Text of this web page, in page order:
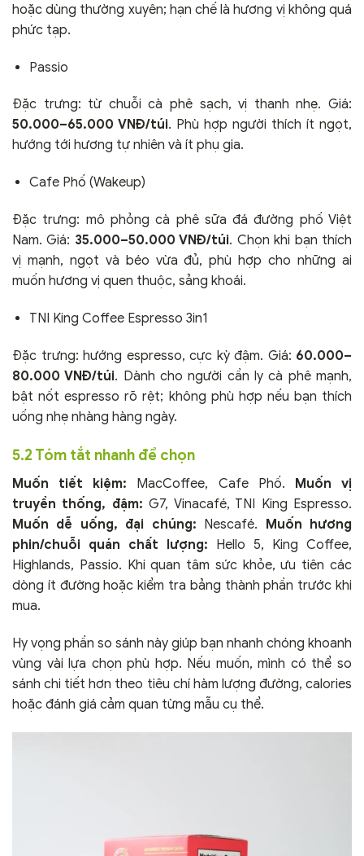
hoặc dùng thường xuyên; hạn chế là hương vị không quá
phức tạp.
Passio
Đặc trưng: từ chuỗi cà phê sạch, vị thanh nhẹ. Giá:
50.000–65.000 VNĐ/túi. Phù hợp người thích ít ngọt,
hướng tới hương tự nhiên và ít phụ gia.
Cafe Phố (Wakeup)
Đặc trưng: mô phỏng cà phê sữa đá đường phố Việt
Nam. Giá: 35.000–50.000 VNĐ/túi. Chọn khi bạn thích
vị mạnh, ngọt và béo vừa đủ, phù hợp cho những ai
muốn hương vị quen thuộc, sảng khoái.
TNI King Coffee Espresso 3in1
Đặc trưng: hướng espresso, cực kỳ đậm. Giá: 60.000–
80.000 VNĐ/túi. Dành cho người cần ly cà phê mạnh,
bật nốt espresso rõ rệt; không phù hợp nếu bạn thích
uống nhẹ nhàng hàng ngày.
5.2 Tóm tắt nhanh để chọn
Muốn tiết kiệm: MacCoffee, Cafe Phố. Muốn vị
truyền thống, đậm: G7, Vinacafé, TNI King Espresso.
Muốn dễ uống, đại chúng: Nescafé. Muốn hương
phin/chuỗi quán chất lượng: Hello 5, King Coffee,
Highlands, Passio. Khi quan tâm sức khỏe, ưu tiên các
dòng ít đường hoặc kiểm tra bảng thành phần trước khi
mua.
Hy vọng phần so sánh này giúp bạn nhanh chóng khoanh
vùng vài lựa chọn phù hợp. Nếu muốn, mình có thể so
sánh chi tiết hơn theo tiêu chí hàm lượng đường, calories
hoặc đánh giá cảm quan từng mẫu cụ thể.